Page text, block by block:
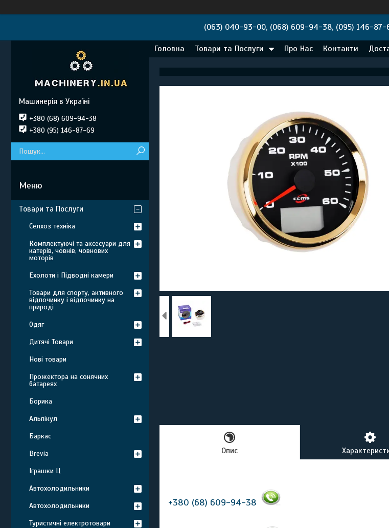
(063) 040-93-00, (068) 609-94-38, (095) 146-87-
Головна Товари та Послуги Про Нас Контакти
Опис
+380 (68) 609-94-38
Машинерія в Україні
+380 (68) 609-94-38
+380 (95) 146-87-69
Товари та Послуги
Селхоз техніка
Комплектуючі та аксесуари для
катерів, човнів, човнових
моторів
Ехолоти і Підводні камери
Товари для спорту, активного
відпочинку і відпочинку на
природі
Одяг
Дитячі Товари
Нові товари
Прожектора на сонячних
батареях
Борика
Альпікул
Баркас
Brevia
Іграшки Ц
Автохолодильники
Автохолодильники
Туристичні електротовари